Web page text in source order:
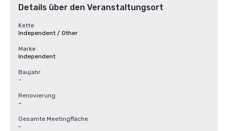
Details über den Veranstaltungsort
Kette
Independent / Other
Marke
Independent
Baujahr
-
Renovierung
-
Gesamte Meetingfläche
-